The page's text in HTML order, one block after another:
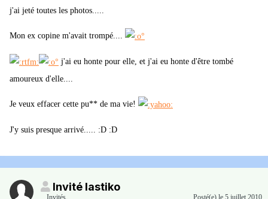
j'ai jeté toutes les photos.....
Mon ex copine m'avait trompé....
j'ai eu honte pour elle, et j'ai eu honte d'être tombé
amoureux d'elle....
Je veux effacer cette pu** de ma vie!
J'y suis presque arrivé..... :D :D
Invité lastiko